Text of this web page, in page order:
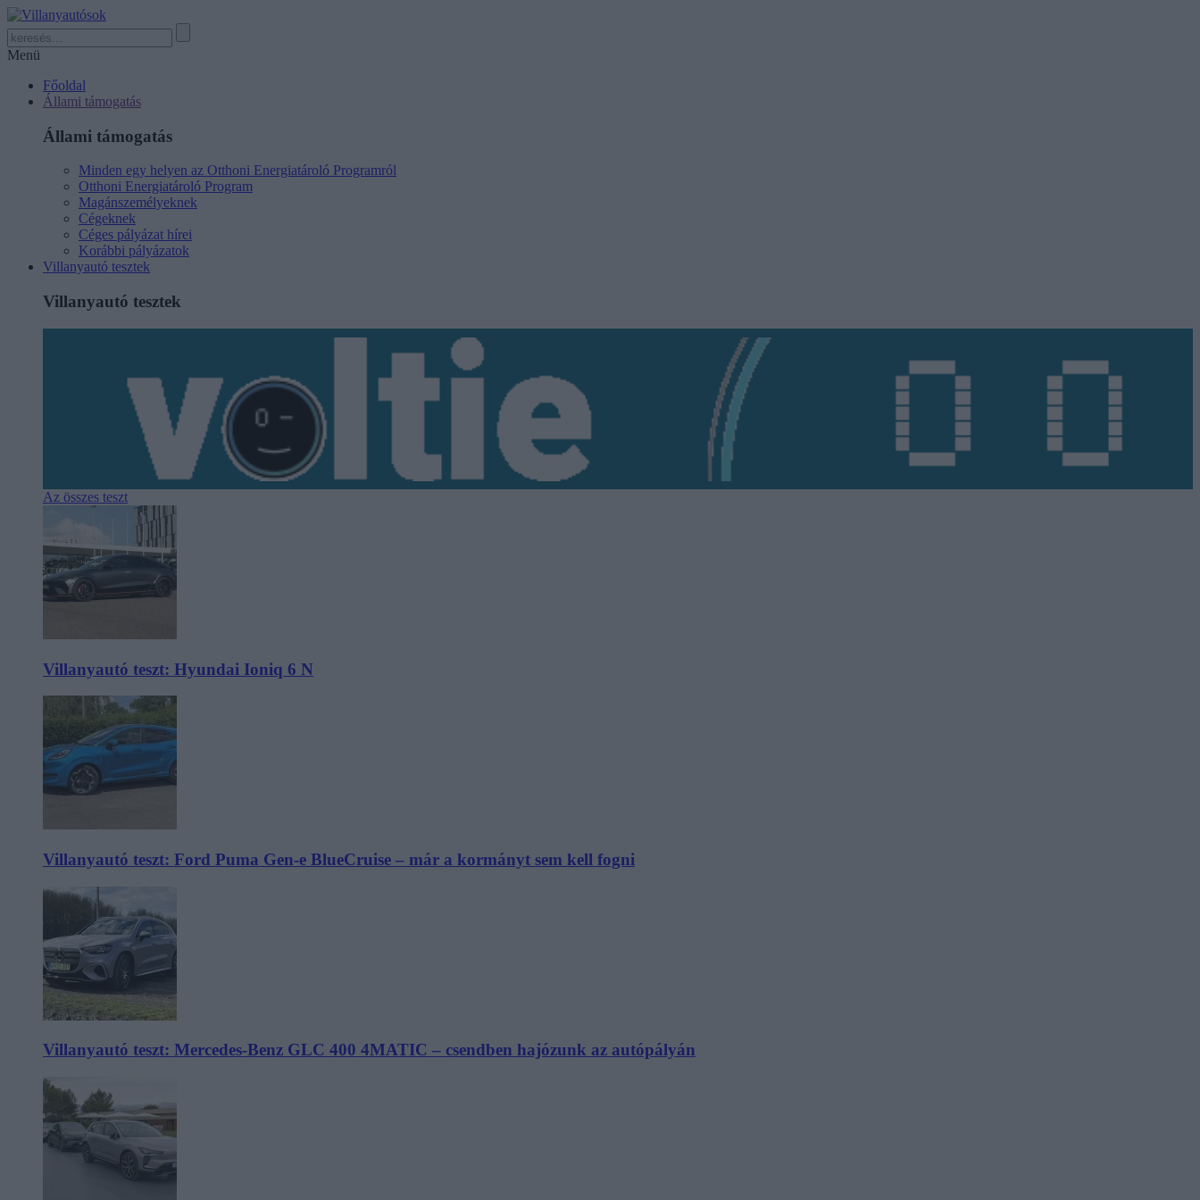
Menü
Főoldal
Állami támogatás
Állami támogatás
Minden egy helyen az Otthoni Energiatároló Programról
Otthoni Energiatároló Program
Magánszemélyeknek
Cégeknek
Céges pályázat hírei
Korábbi pályázatok
Villanyautó tesztek
Villanyautó tesztek
Az összes teszt
Villanyautó teszt: Hyundai Ioniq 6 N
Villanyautó teszt: Ford Puma Gen-e BlueCruise – már a kormányt sem kell fogni
Villanyautó teszt: Mercedes-Benz GLC 400 4MATIC – csendben hajózunk az autópályán